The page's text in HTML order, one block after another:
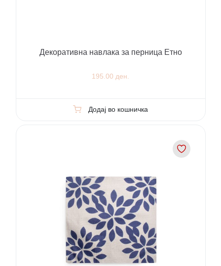
Декоративна навлака за перница Етно
195.00 ден.
Додај во кошничка